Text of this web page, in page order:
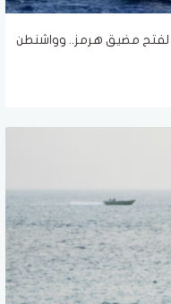
لفتح مضيق هرمز.. وواشنطن